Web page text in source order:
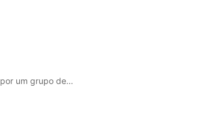
um grupo de…